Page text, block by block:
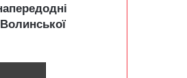
Волинської